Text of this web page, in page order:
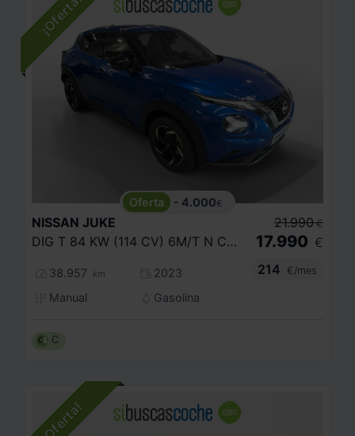
- 4.000€
NISSAN JUKE
DIG T 84 KW (114 CV) 6M/T N CONNECTA
38.957 km
2023
Manual
Gasolina
21.990 €
17.990 €
214
€/mes
C